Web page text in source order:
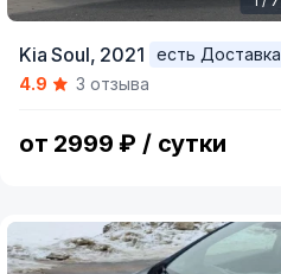
of
Kia Soul, 2021
есть Доставка
4.9
3 отзыва
от 2999 ₽ / сутки